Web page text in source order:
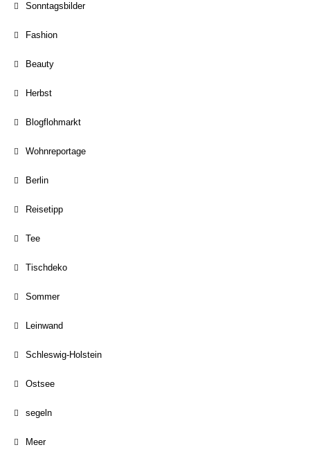
Sonntagsbilder
Fashion
Beauty
Herbst
Blogflohmarkt
Wohnreportage
Berlin
Reisetipp
Tee
Tischdeko
Sommer
Leinwand
Schleswig-Holstein
Ostsee
segeln
Meer